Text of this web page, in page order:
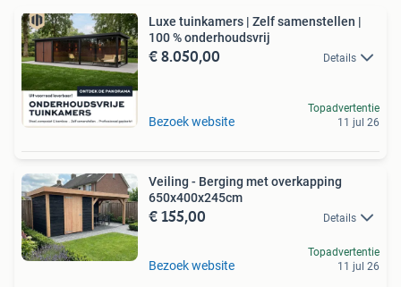
Luxe tuinkamers | Zelf samenstellen |
100 % onderhoudsvrij
€ 8.050,00 Details
Bezoek website
Topadvertentie
11 jul 26
Veiling - Berging met overkapping
650x400x245cm
€ 155,00 Details
Bezoek website
Topadvertentie
11 jul 26